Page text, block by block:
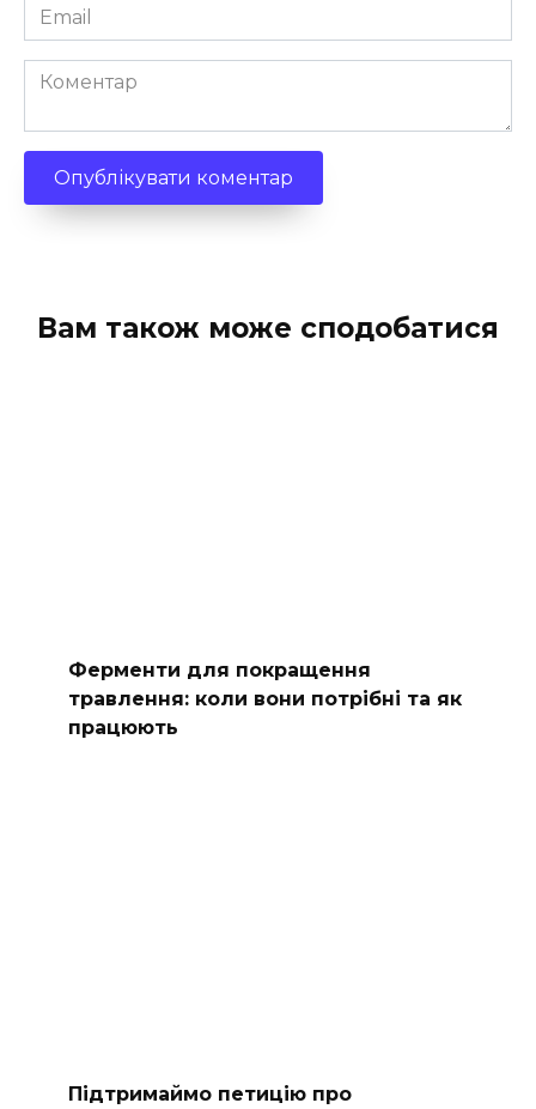
Email
*
Коментар
Вам також може сподобатися
Ферменти для покращення
травлення: коли вони потрібні та як
працюють
Підтримаймо петицію про